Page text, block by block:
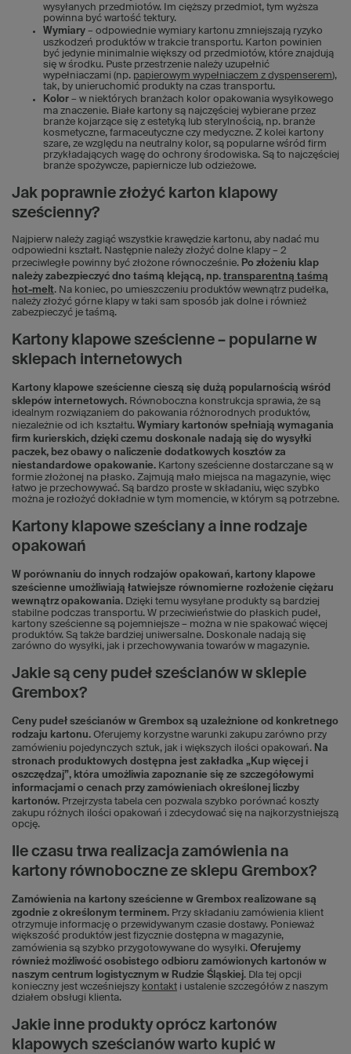
wysyłanych przedmiotów. Im cięższy przedmiot, tym wyższa
powinna być wartość tektury.
Wymiary – odpowiednie wymiary kartonu zmniejszają ryzyko
uszkodzeń produktów w trakcie transportu. Karton powinien
być jedynie minimalnie większy od przedmiotów, które znajdują
się w środku. Puste przestrzenie należy uzupełnić
wypełniaczami (np. papierowym wypełniaczem z dyspenserem),
tak, by unieruchomić produkty na czas transportu.
Kolor – w niektórych branżach kolor opakowania wysyłkowego
ma znaczenie. Białe kartony są najczęściej wybierane przez
branże kojarzące się z estetyką lub sterylnością, np. branże
kosmetyczne, farmaceutyczne czy medyczne. Z kolei kartony
szare, ze względu na neutralny kolor, są popularne wśród firm
przykładających wagę do ochrony środowiska. Są to najczęściej
branże spożywcze, papiernicze lub odzieżowe.
Jak poprawnie złożyć karton klapowy
sześcienny?
Najpierw należy zagiąć wszystkie krawędzie kartonu, aby nadać mu
odpowiedni kształt. Następnie należy złożyć dolne klapy – 2
przeciwległe powinny być złożone równocześnie. Po złożeniu klap
należy zabezpieczyć dno taśmą klejącą, np. transparentną taśmą
hot-melt. Na koniec, po umieszczeniu produktów wewnątrz pudełka,
należy złożyć górne klapy w taki sam sposób jak dolne i również
zabezpieczyć je taśmą.
Kartony klapowe sześcienne – popularne w
sklepach internetowych
Kartony klapowe sześcienne cieszą się dużą popularnością wśród
sklepów internetowych. Równoboczna konstrukcja sprawia, że są
idealnym rozwiązaniem do pakowania różnorodnych produktów,
niezależnie od ich kształtu. Wymiary kartonów spełniają wymagania
firm kurierskich, dzięki czemu doskonale nadają się do wysyłki
paczek, bez obawy o naliczenie dodatkowych kosztów za
niestandardowe opakowanie. Kartony sześcienne dostarczane są w
formie złożonej na płasko. Zajmują mało miejsca na magazynie, więc
łatwo je przechowywać. Są bardzo proste w składaniu, więc szybko
można je rozłożyć dokładnie w tym momencie, w którym są potrzebne.
Kartony klapowe sześciany a inne rodzaje
opakowań
W porównaniu do innych rodzajów opakowań, kartony klapowe
sześcienne umożliwiają łatwiejsze równomierne rozłożenie ciężaru
wewnątrz opakowania. Dzięki temu wysyłane produkty są bardziej
stabilne podczas transportu. W przeciwieństwie do płaskich pudeł,
kartony sześcienne są pojemniejsze – można w nie spakować więcej
produktów. Są także bardziej uniwersalne. Doskonale nadają się
zarówno do wysyłki, jak i przechowywania towarów w magazynie.
Jakie są ceny pudeł sześcianów w sklepie
Grembox?
Ceny pudeł sześcianów w Grembox są uzależnione od konkretnego
rodzaju kartonu. Oferujemy korzystne warunki zakupu zarówno przy
zamówieniu pojedynczych sztuk, jak i większych ilości opakowań. Na
stronach produktowych dostępna jest zakładka „Kup więcej i
oszczędzaj”, która umożliwia zapoznanie się ze szczegółowymi
informacjami o cenach przy zamówieniach określonej liczby
kartonów. Przejrzysta tabela cen pozwala szybko porównać koszty
zakupu różnych ilości opakowań i zdecydować się na najkorzystniejszą
opcję.
Ile czasu trwa realizacja zamówienia na
kartony równoboczne ze sklepu Grembox?
Zamówienia na kartony sześcienne w Grembox realizowane są
zgodnie z określonym terminem. Przy składaniu zamówienia klient
otrzymuje informację o przewidywanym czasie dostawy. Ponieważ
większość produktów jest fizycznie dostępna w magazynie,
zamówienia są szybko przygotowywane do wysyłki. Oferujemy
również możliwość osobistego odbioru zamówionych kartonów w
naszym centrum logistycznym w Rudzie Śląskiej. Dla tej opcji
konieczny jest wcześniejszy kontakt i ustalenie szczegółów z naszym
działem obsługi klienta.
Jakie inne produkty oprócz kartonów
klapowych sześcianów warto kupić w